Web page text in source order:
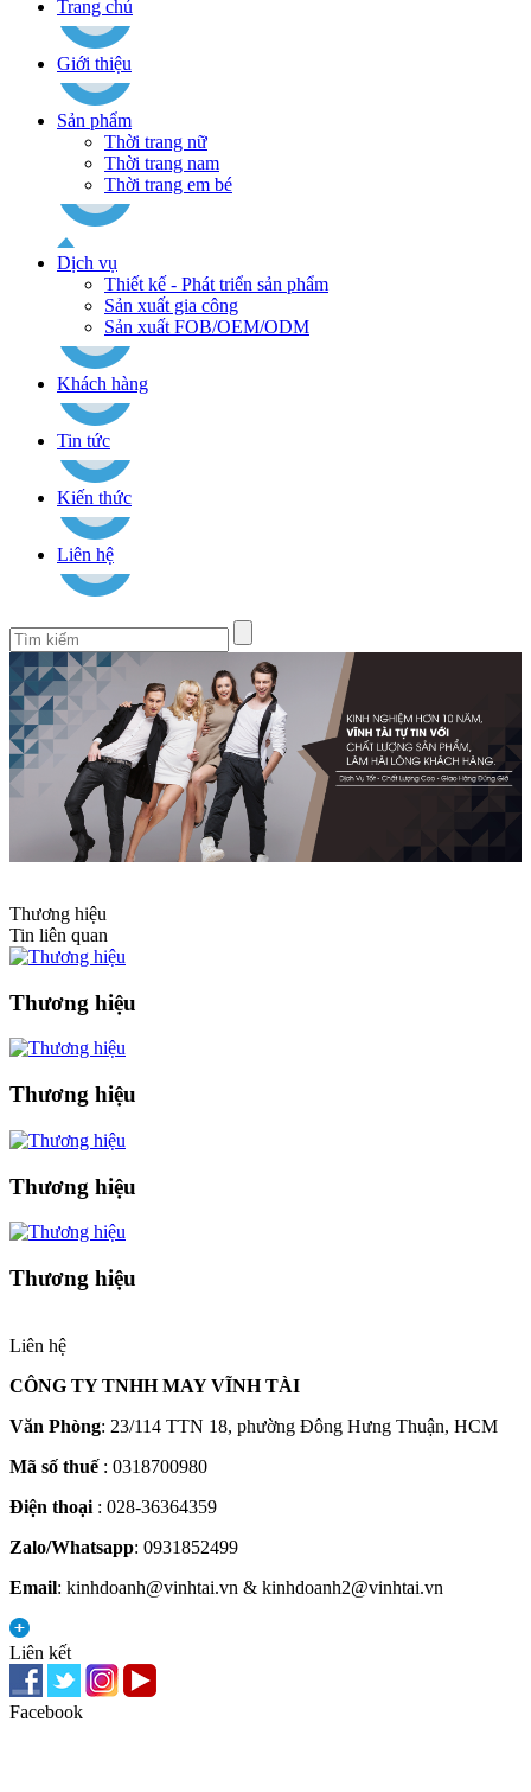
Trang chủ
Giới thiệu
Sản phẩm
Thời trang nữ
Thời trang nam
Thời trang em bé
Dịch vụ
Thiết kế - Phát triển sản phẩm
Sản xuất gia công
Sản xuất FOB/OEM/ODM
Khách hàng
Tin tức
Kiến thức
Liên hệ
Thương hiệu
Tin liên quan
Thương hiệu
Thương hiệu
Thương hiệu
Thương hiệu
Liên hệ
CÔNG TY TNHH MAY VĨNH TÀI
Văn Phòng: 23/114 TTN 18, phường Đông Hưng Thuận, HCM
Mã số thuế : 0318700980
Điện thoại : 028-36364359
Zalo/Whatsapp: 0931852499
Email: kinhdoanh@vinhtai.vn & kinhdoanh2@vinhtai.vn
Liên kết
Facebook